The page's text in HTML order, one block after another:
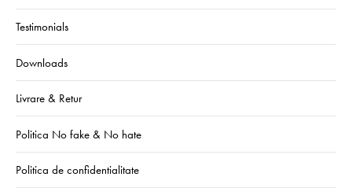
Testimonials
Downloads
Livrare & Retur
Politica No fake & No hate
Politica de confidentialitate